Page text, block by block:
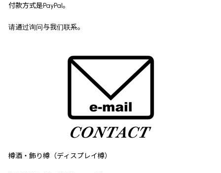
付款方式是PayPal。
请通过询问与我们联系。
樽酒・飾り樽（ディスプレイ樽）